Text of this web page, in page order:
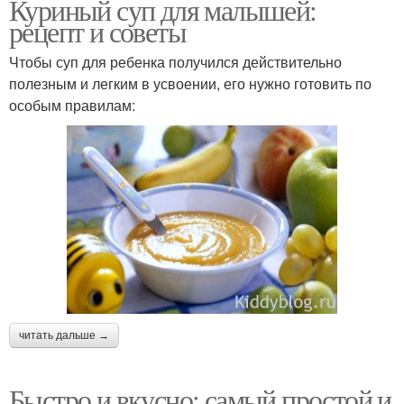
Куриный суп для малышей:
рецепт и советы
Чтобы суп для ребенка получился действительно
полезным и легким в усвоении, его нужно готовить по
особым правилам:
читать дальше →